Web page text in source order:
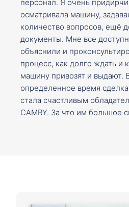
персонал. Я очень
осматривала машину,
количество вопросов, ещё
документы. Мне все
объяснили и
процесс, как долго ждать и
машину привозят и выдают.
определенное время сделка
стала счастливым
CAMRY. За что им большое